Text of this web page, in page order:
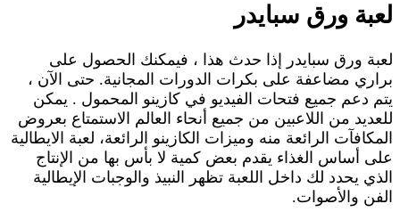
لعبة ورق سبايدر
لعبة ورق سبايدر إذا حدث هذا ، فيمكنك الحصول على
براري مضاعفة على بكرات الدورات المجانية. حتى الآن ،
يتم دعم جميع فتحات الفيديو في كازينو المحمول . يمكن
للعديد من اللاعبين من جميع أنحاء العالم الاستمتاع بعروض
المكافآت الرائعة منه وميزات الكازينو الرائعة، لعبة الايطالية
على أساس الغذاء يقدم بعض كمية لا بأس بها من الإنتاج
الذي يحدد لك داخل اللعبة تظهر النبيذ والوجبات الإيطالية
الفن والأصوات.